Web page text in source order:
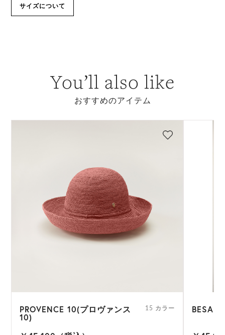
サイズについて
You’ll also like
おすすめのアイテム
PROVENCE 10(プロヴァンス
10)
15 カラー BESA